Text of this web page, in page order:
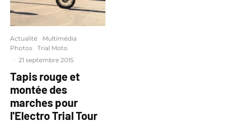
Actualité
Multimédia
Photos
Trial Moto
· 21 septembre 2015
Tapis rouge et
montée des
marches pour
l'Electro Trial Tour